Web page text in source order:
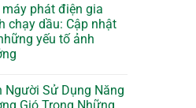
máy phát điện gia
chạy dầu: Cập nhật
yếu tố ảnh
Người Sử Dụng Năng
Gió Trong Những